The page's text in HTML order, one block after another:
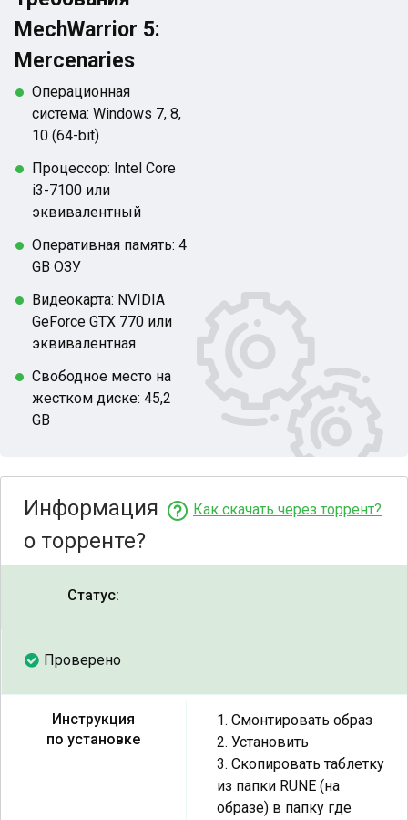
MechWarrior 5:
Mercenaries
Операционная
система: Windows 7, 8,
10 (64-bit)
Процессор: Intel Core
i3-7100 или
эквивалентный
Оперативная память: 4
GB ОЗУ
Видеокарта: NVIDIA
GeForce GTX 770 или
эквивалентная
Свободное место на
жестком диске: 45,2
GB
Как скачать через торрент?
Информация
о торренте?
Статус:
Проверено
Инструкция
по установке
1. Смонтировать образ
2. Установить
3. Скопировать таблетку
из папки RUNE (на
образе) в папку где